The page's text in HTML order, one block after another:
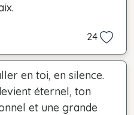
24
en toi, en silence.
éternel, ton
et une grande